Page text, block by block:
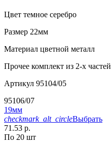
Цвет темное серебро
Размер 22мм
Материал цветной металл
Прочее комплект из 2-х частей
Артикул 95104/05
95106/07
19мм
checkmark_alt_circleВыбрать
71.53 р.
По 20 шт